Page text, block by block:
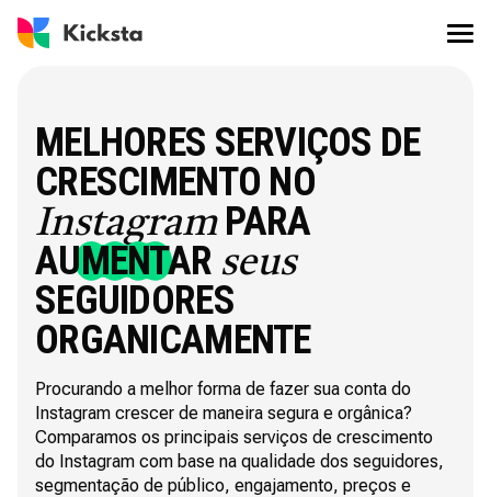
MELHORES SERVIÇOS DE
CRESCIMENTO NO
InstagramPARA
AUMENTAR seus
SEGUIDORES
ORGANICAMENTE
Procurando a melhor forma de fazer sua conta do
Instagram crescer de maneira segura e orgânica?
Comparamos os principais serviços de crescimento
do Instagram com base na qualidade dos seguidores,
segmentação de público, engajamento, preços e